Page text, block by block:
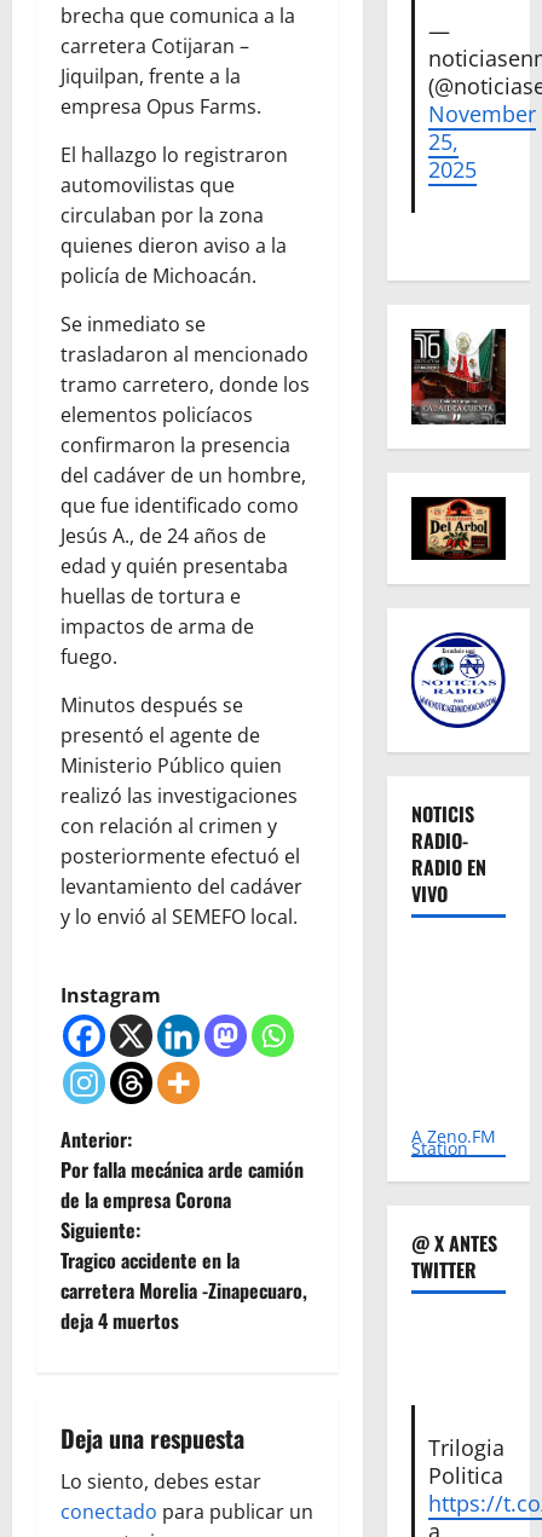
brecha que comunica a la
carretera Cotijaran –
Jiquilpan, frente a la
empresa Opus Farms.
El hallazgo lo registraron
automovilistas que
circulaban por la zona
quienes dieron aviso a la
policía de Michoacán.
Se inmediato se
trasladaron al mencionado
tramo carretero, donde los
elementos policíacos
confirmaron la presencia
del cadáver de un hombre,
que fue identificado como
Jesús A., de 24 años de
edad y quién presentaba
huellas de tortura e
impactos de arma de
fuego.
Minutos después se
presentó el agente de
Ministerio Público quien
realizó las investigaciones
con relación al crimen y
posteriormente efectuó el
levantamiento del cadáver
y lo envió al SEMEFO local.
Instagram
N
a
v
e
c
i
Anterior:
Por falla mecánica arde camión
de la empresa Corona
Siguiente:
Tragico accidente en la
carretera Morelia -Zinapecuaro,
deja 4 muertos
Deja una respuesta
Lo siento, debes estar
conectado para publicar un
—
November
25,
2025
NOTICIS
RADIO-
RADIO EN
VIVO
A Zeno.FM
Station
@ X ANTES
TWITTER
Trilogia
Politica
https://